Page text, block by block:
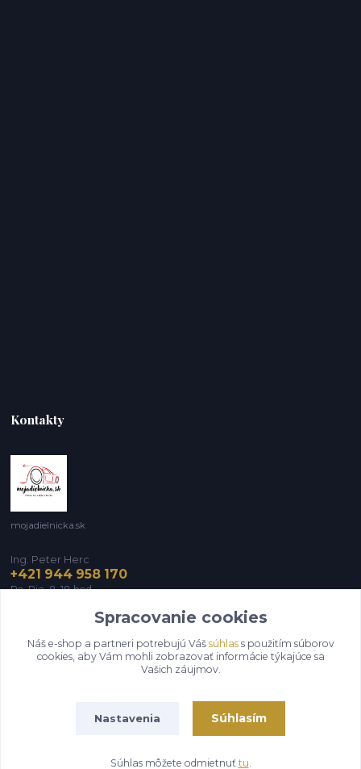
Kontakty
mojadielnicka.sk
Ing. Peter Herc
+421 944 958 170
Po-Pia, 8-18 hod.
infomojadielnicka@gmail.com
Spracovanie cookies
Náš e-shop a partneri potrebujú Váš súhlass použitím súborov
cookies, aby Vám mohli zobrazovať informácie týkajúce sa
Vašich záujmov.
Nastavenia Súhlasím
Súhlas môžete odmietnuť tu